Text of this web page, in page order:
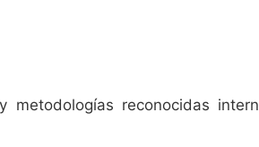
metodologías reconocidas